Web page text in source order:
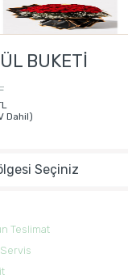
BUKETİ
Dahil)
Seçiniz
Teslimat